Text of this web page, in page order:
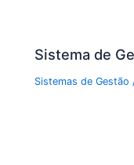
Sistema de
Sistemas de Gestão